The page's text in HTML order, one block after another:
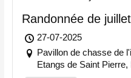
Randonnée de
27-07-2025
Pavillon de chasse de
Etangs de Saint